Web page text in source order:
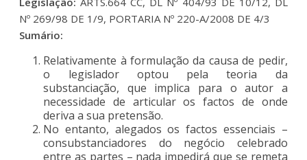
Nº 269/98 DE 1/9, PORTARIA Nº 220-A/2008 DE 4/3
Sumário:
Relativamente à formulação da causa de pedir,
o legislador optou pela teoria da
substanciação, que implica para o autor a
necessidade de articular os factos de onde
deriva a sua pretensão.
No entanto, alegados os factos essenciais –
consubstanciadores do negócio celebrado
entre as partes – nada impedirá que se remeta